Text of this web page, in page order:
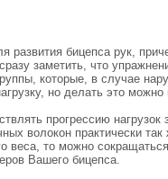
развития бицепса рук,
заметить, что
которые, в случае
но делать это можно
прогрессию
волокон практически
веса, то можно
Вашего бицепса.